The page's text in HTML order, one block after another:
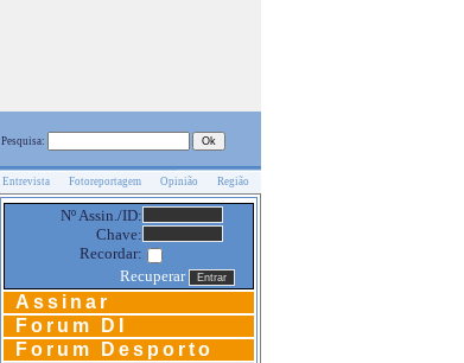
Pesquisa:
Entrevista Fotoreportagem Opinião Região
Nº Assin./ID:
Chave:
Recordar:
Recuperar
Assinar
Forum DI
Forum Desporto